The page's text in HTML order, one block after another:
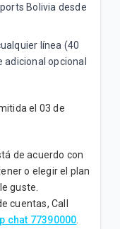
Bolivia desde
línea (40
opcional
el 03 de
de acuerdo con
o elegir el plan
guste.
cuentas, Call
chat 77390000